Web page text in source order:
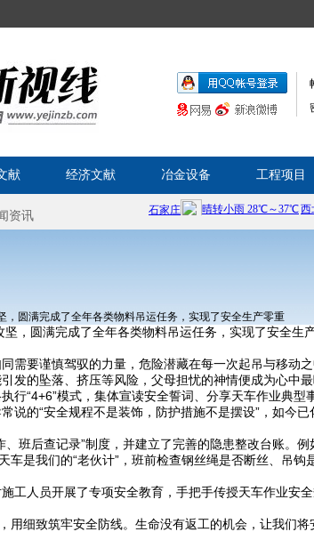
献 经济文献 冶金设备 工程项目
圆满完成了全年各类物料吊运任务，实现了安全生产零重
，圆满完成了全年各类物料吊运任务，实现了安全生
要谨慎驾驭的力量，危险潜藏在每一次起吊与移动
的坠落、挤压等风险，父母担忧的神情便成为心中最
“4+6”模式，集体宣读安全誓词、分享天车作业典
的“安全规程不是装饰，防护措施不是摆设”，如今
班后查记录”制度，并建立了完善的隐患整改台账。
是我们的“老伙计”，班前检查钢丝绳是否断丝、吊
工人员开展了专项安全教育，手把手传授天车作业
用细致筑牢安全防线。生命没有返工的机会，让我们